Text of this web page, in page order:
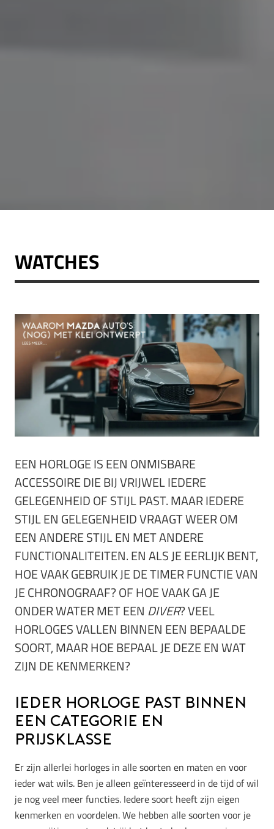
WATCHES
EEN HORLOGE IS EEN ONMISBARE
ACCESSOIRE DIE BIJ VRIJWEL IEDERE
GELEGENHEID OF STIJL PAST. MAAR IEDERE
STIJL EN GELEGENHEID VRAAGT WEER OM
EEN ANDERE STIJL EN MET ANDERE
FUNCTIONALITEITEN. EN ALS JE EERLIJK BENT,
HOE VAAK GEBRUIK JE DE TIMER FUNCTIE VAN
JE CHRONOGRAAF? OF HOE VAAK GA JE
ONDER WATER MET EEN DIVER? VEEL
HORLOGES VALLEN BINNEN EEN BEPAALDE
SOORT, MAAR HOE BEPAAL JE DEZE EN WAT
ZIJN DE KENMERKEN?
Ieder horloge past binnen
een categorie en
prijsklasse
Er zijn allerlei horloges in alle soorten en maten en voor
ieder wat wils. Ben je alleen geïnteresseerd in de tijd of wil
je nog veel meer functies. Iedere soort heeft zijn eigen
kenmerken en voordelen. We hebben alle soorten voor je